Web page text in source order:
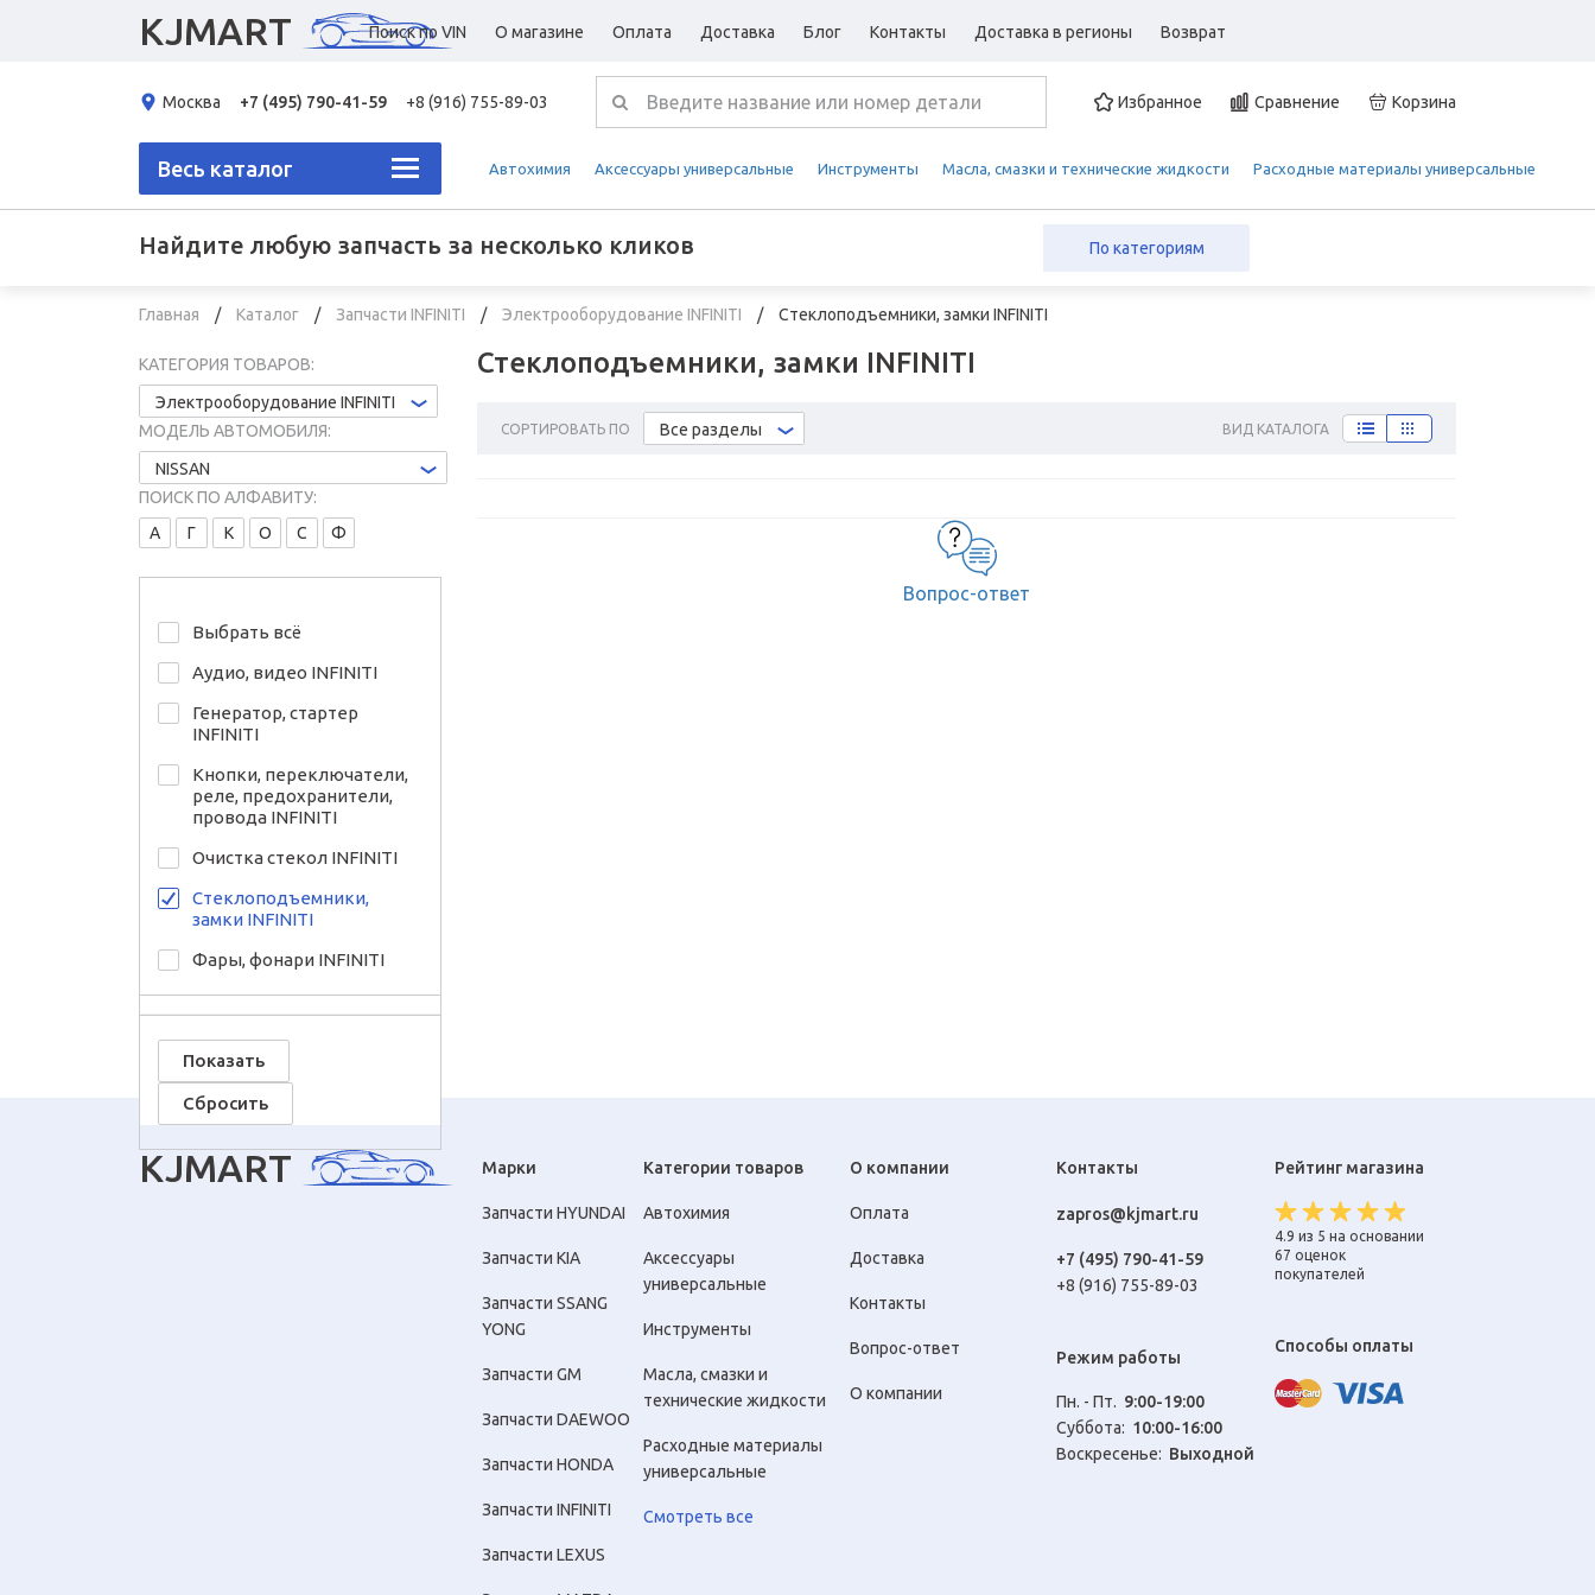
KJMART Поиск по VIN О магазине Оплата Доставка Блог Контакты Доставка в регионы Возврат
Москва +7 (495) 790-41-59 +8 (916) 755-89-03 Избранное Сравнение Корзина
Весь каталог Автохимия Аксессуары универсальные Инструменты Масла, смазки и технические жидкости Расходные материалы универсальные
Найдите любую запчасть за несколько кликов По категориям
Главная Каталог Запчасти INFINITI Электрооборудование INFINITI Стеклоподъемники, замки INFINITI
Стеклоподъемники, замки INFINITI
СОРТИРОВАТЬ ПО Все разделы ВИД КАТАЛОГА
КАТЕГОРИЯ ТОВАРОВ:
Электрооборудование INFINITI
МОДЕЛЬ АВТОМОБИЛЯ:
NISSAN
ПОИСК ПО АЛФАВИТУ:
А
Г К О С Ф
Выбрать всё
Аудио, видео INFINITI
Генератор, стартер
INFINITI
Кнопки, переключатели,
реле, предохранители,
провода INFINITI
Очистка стекол INFINITI
Стеклоподъемники,
замки INFINITI
Фары, фонари INFINITI
Вопрос-ответ
KJMART Марки
Запчасти HYUNDAI
Запчасти KIA
Запчасти SSANG
YONG
Запчасти GM
Запчасти DAEWOO
Запчасти HONDA
Запчасти INFINITI
Запчасти LEXUS
Категории товаров
Автохимия
Аксессуары
универсальные
Инструменты
Масла, смазки и
технические жидкости
Расходные материалы
универсальные
Смотреть все
О компании
Оплата
Доставка
Контакты
Вопрос-ответ
О компании
Контакты
zapros@kjmart.ru
+7 (495) 790-41-59
+8 (916) 755-89-03
Режим работы
Пн. - Пт. 9:00-19:00
Cуббота: 10:00-16:00
Воскресенье: Выходной
Рейтинг магазина
4.9 из 5 на основании
67 оценок
покупателей
Способы оплаты